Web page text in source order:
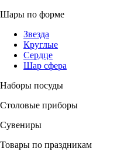
Шары по форме
Звезда
Круглые
Сердце
Шар сфера
Наборы посуды
Столовые приборы
Сувениры
Товары по праздникам